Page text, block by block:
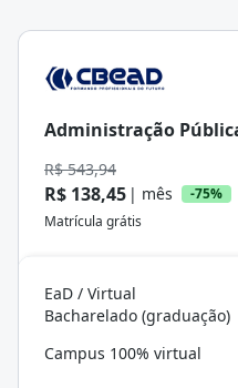
Administração
R$ 543,94
R$ 138,45 | mês
-75%
Matrícula grátis
EaD / Virtual
Bacharelado (graduação)
Campus 100% virtual